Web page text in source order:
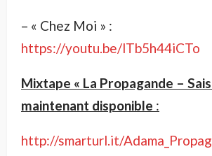
– « Chez Moi » :
https://youtu.be/lTb5h44iCTo
Mixtape « La Propagande –
maintenant disponible :
http://smarturl.it/